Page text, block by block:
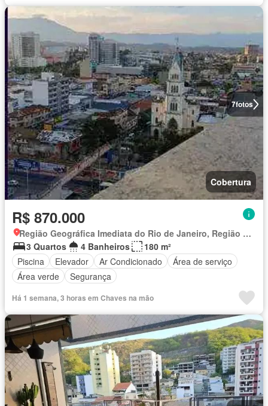
7fotos
Cobertura
R$ 870.000
Região Geográfica Imediata do Rio de Janeiro, Região Metropolitana do Rio de Janeiro
3 Quartos
4 Banheiros
180 m²
Piscina
Elevador Ar Condicionado
Área de serviço
Área verde
Segurança
Há 1 semana, 3 horas em Chaves na mão